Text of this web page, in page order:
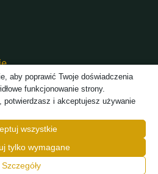
- Powered by
aby poprawić Twoje doświadczenia
funkcjonowanie strony.
potwierdzasz i akceptujesz używanie
wszystkie
tylko wymagane
Szczegóły